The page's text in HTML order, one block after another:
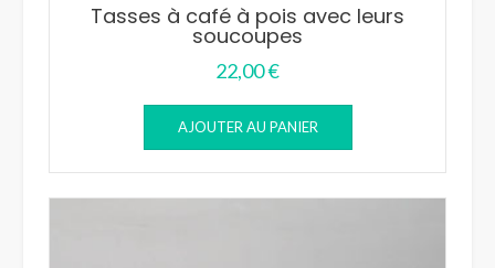
Tasses à café à pois avec leurs
soucoupes
22,00€
AJOUTER AU PANIER